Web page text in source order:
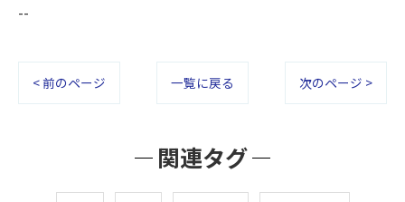
--
< 前のページ 一覧に戻る 次のページ >
関連タグ